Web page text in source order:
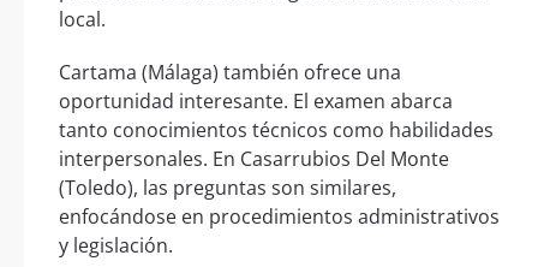
local.
Cartama (Málaga) también ofrece una
oportunidad interesante. El examen abarca
tanto conocimientos técnicos como habilidades
interpersonales. En Casarrubios Del Monte
(Toledo), las preguntas son similares,
enfocándose en procedimientos administrativos
y legislación.